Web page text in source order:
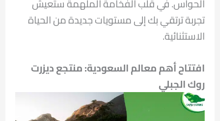
تجربة ترتقي بك إلى مستويات جديدة من الحياة
الاستثنائية.
افتتاح أهم معالم السعودية: منتجع ديزرت
روك الجبلي